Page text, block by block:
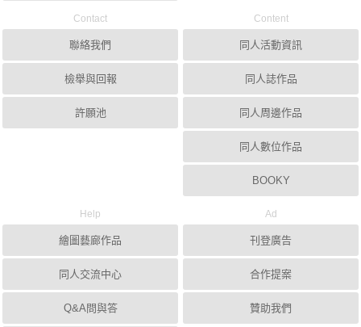
Contact
聯絡我們
檢舉與回報
許願池
Content
同人活動資訊
同人誌作品
同人周邊作品
同人數位作品
BOOKY
Help
繪圖藝廊作品
同人交流中心
Q&A問與答
Ad
刊登廣告
合作提案
贊助我們